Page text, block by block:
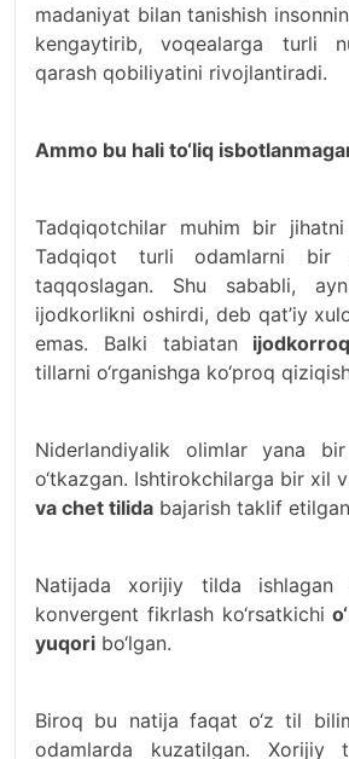
madaniyat bilan tanishish
kengaytirib, voqealarga turli
qarash qobiliyatini rivojlantiradi.
Ammo bu hali to‘liq
Tadqiqotchilar muhim bir jihatni
Tadqiqot turli odamlarni bir
taqqoslagan. Shu sababli,
ijodkorlikni oshirdi, deb qat’iy
emas. Balki tabiatan
tillarni o‘rganishga ko‘proq
Niderlandiyalik olimlar yana
o‘tkazgan. Ishtirokchilarga bir xil
va chet tilida bajarish taklif
Natijada xorijiy tilda ishlagan
konvergent fikrlash ko‘rsatkichi
yuqori bo‘lgan.
Biroq bu natija faqat o‘z til
odamlarda kuzatilgan. Xorijiy